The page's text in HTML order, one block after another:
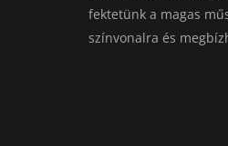
fektetünk a magas
színvonalra és